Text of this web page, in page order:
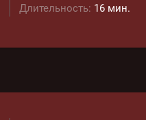
Длительность: 16 мин.